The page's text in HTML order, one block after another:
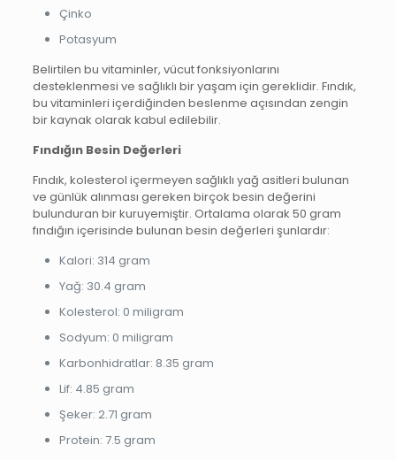
Çinko
Potasyum
Belirtilen bu vitaminler, vücut fonksiyonlarını
desteklenmesi ve sağlıklı bir yaşam için gereklidir. Fındık,
bu vitaminleri içerdiğinden beslenme açısından zengin
bir kaynak olarak kabul edilebilir.
Fındığın Besin Değerleri
Fındık, kolesterol içermeyen sağlıklı yağ asitleri bulunan
ve günlük alınması gereken birçok besin değerini
bulunduran bir kuruyemiştir. Ortalama olarak 50 gram
fındığın içerisinde bulunan besin değerleri şunlardır:
Kalori: 314 gram
Yağ: 30.4 gram
Kolesterol: 0 miligram
Sodyum: 0 miligram
Karbonhidratlar: 8.35 gram
Lif: 4.85 gram
Şeker: 2.71 gram
Protein: 7.5 gram